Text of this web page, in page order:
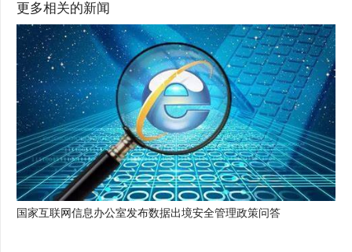
更多相关的新闻
国家互联网信息办公室发布数据出境安全管理政策问答